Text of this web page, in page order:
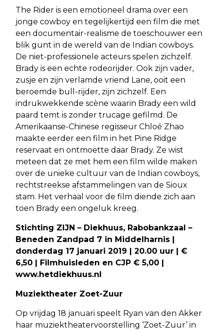
The Rider is een emotioneel drama over een
jonge cowboy en tegelijkertijd een film die met
een documentair-realisme de toeschouwer een
blik gunt in de wereld van de Indian cowboys.
De niet-professionele acteurs spelen zichzelf.
Brady is een echte rodeorijder. Ook zijn vader,
zusje en zijn verlamde vriend Lane, ooit een
beroemde bull-rijder, zijn zichzelf. Een
indrukwekkende scène waarin Brady een wild
paard temt is zonder trucage gefilmd. De
Amerikaanse-Chinese regisseur Chloé Zhao
maakte eerder een film in het Pine Ridge
reservaat en ontmoette daar Brady. Ze wist
meteen dat ze met hem een film wilde maken
over de unieke cultuur van de Indian cowboys,
rechtstreekse afstammelingen van de Sioux
stam. Het verhaal voor de film diende zich aan
toen Brady een ongeluk kreeg.
Stichting ZIJN – Diekhuus, Rabobankzaal –
Beneden Zandpad 7 in Middelharnis |
donderdag 17 januari 2019 | 20.00 uur | €
6,50 | Filmhuisleden en CJP € 5,00 |
www.hetdiekhuus.nl
Muziektheater Zoet-Zuur
Op vrijdag 18 januari speelt Ryan van den Akker
haar muziektheatervoorstelling ‘Zoet-Zuur’ in